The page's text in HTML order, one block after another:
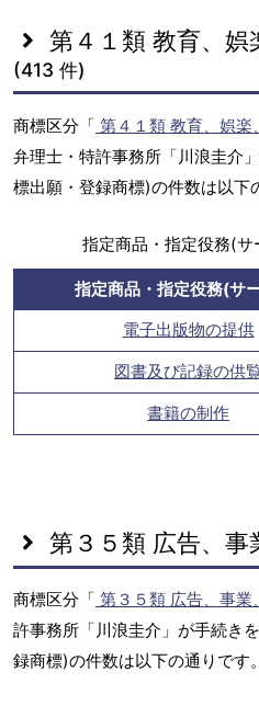
第４１類 教育、
(413 件)
商標区分「 第４１類 教育、娯楽
弁理士・特許事務所「川浪圭介
標出願・登録商標)の件数は以下
指定商品・指定役務(
指定商品・指定役務(サ
電子出版物の提供
図書及び記録の供
書籍の制作
第３５類 広告、事
商標区分「 第３５類 広告、事業
許事務所「川浪圭介」が手続き
録商標)の件数は以下の通りです。